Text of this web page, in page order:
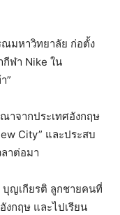
มหาวิทยาลัย ก่อตั้ง
กีฬา Nike ใน
”
าจากประเทศอังกฤษ
City” และประสบ
าต่อมา
ญเกียรติ ลูกชายคนที่
งกฤษ และไปเรียน